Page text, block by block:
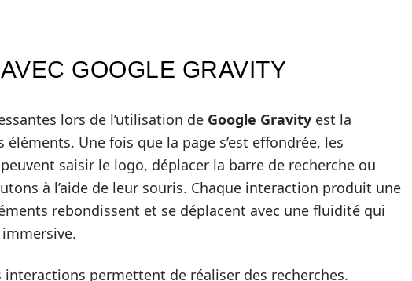
GOOGLE GRAVITY
lors de l’utilisation de Google Gravity est la
éléments. Une fois que la page s’est effondrée, les
saisir le logo, déplacer la barre de recherche ou
à l’aide de leur souris. Chaque interaction produit une
rebondissent et se déplacent avec une fluidité qui
permettent de réaliser des recherches.